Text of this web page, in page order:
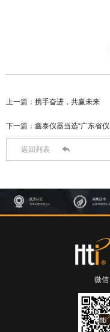
上一篇： 携手奋进，共赢未来
下一篇： 鑫泰仪器当选“广东省
返回列表 
微信